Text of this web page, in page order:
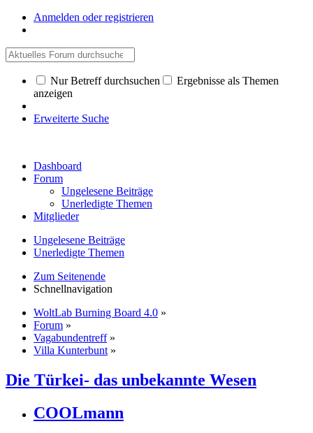
Anmelden oder registrieren
Nur Betreff durchsuchen
Ergebnisse als Themen
anzeigen
Erweiterte Suche
Dashboard
Forum
Ungelesene Beiträge
Unerledigte Themen
Mitglieder
Ungelesene Beiträge
Unerledigte Themen
Zum Seitenende
Schnellnavigation
WoltLab Burning Board 4.0 »
Forum »
Vagabundentreff »
Villa Kunterbunt »
Die Türkei- das unbekannte Wesen
COOLmann